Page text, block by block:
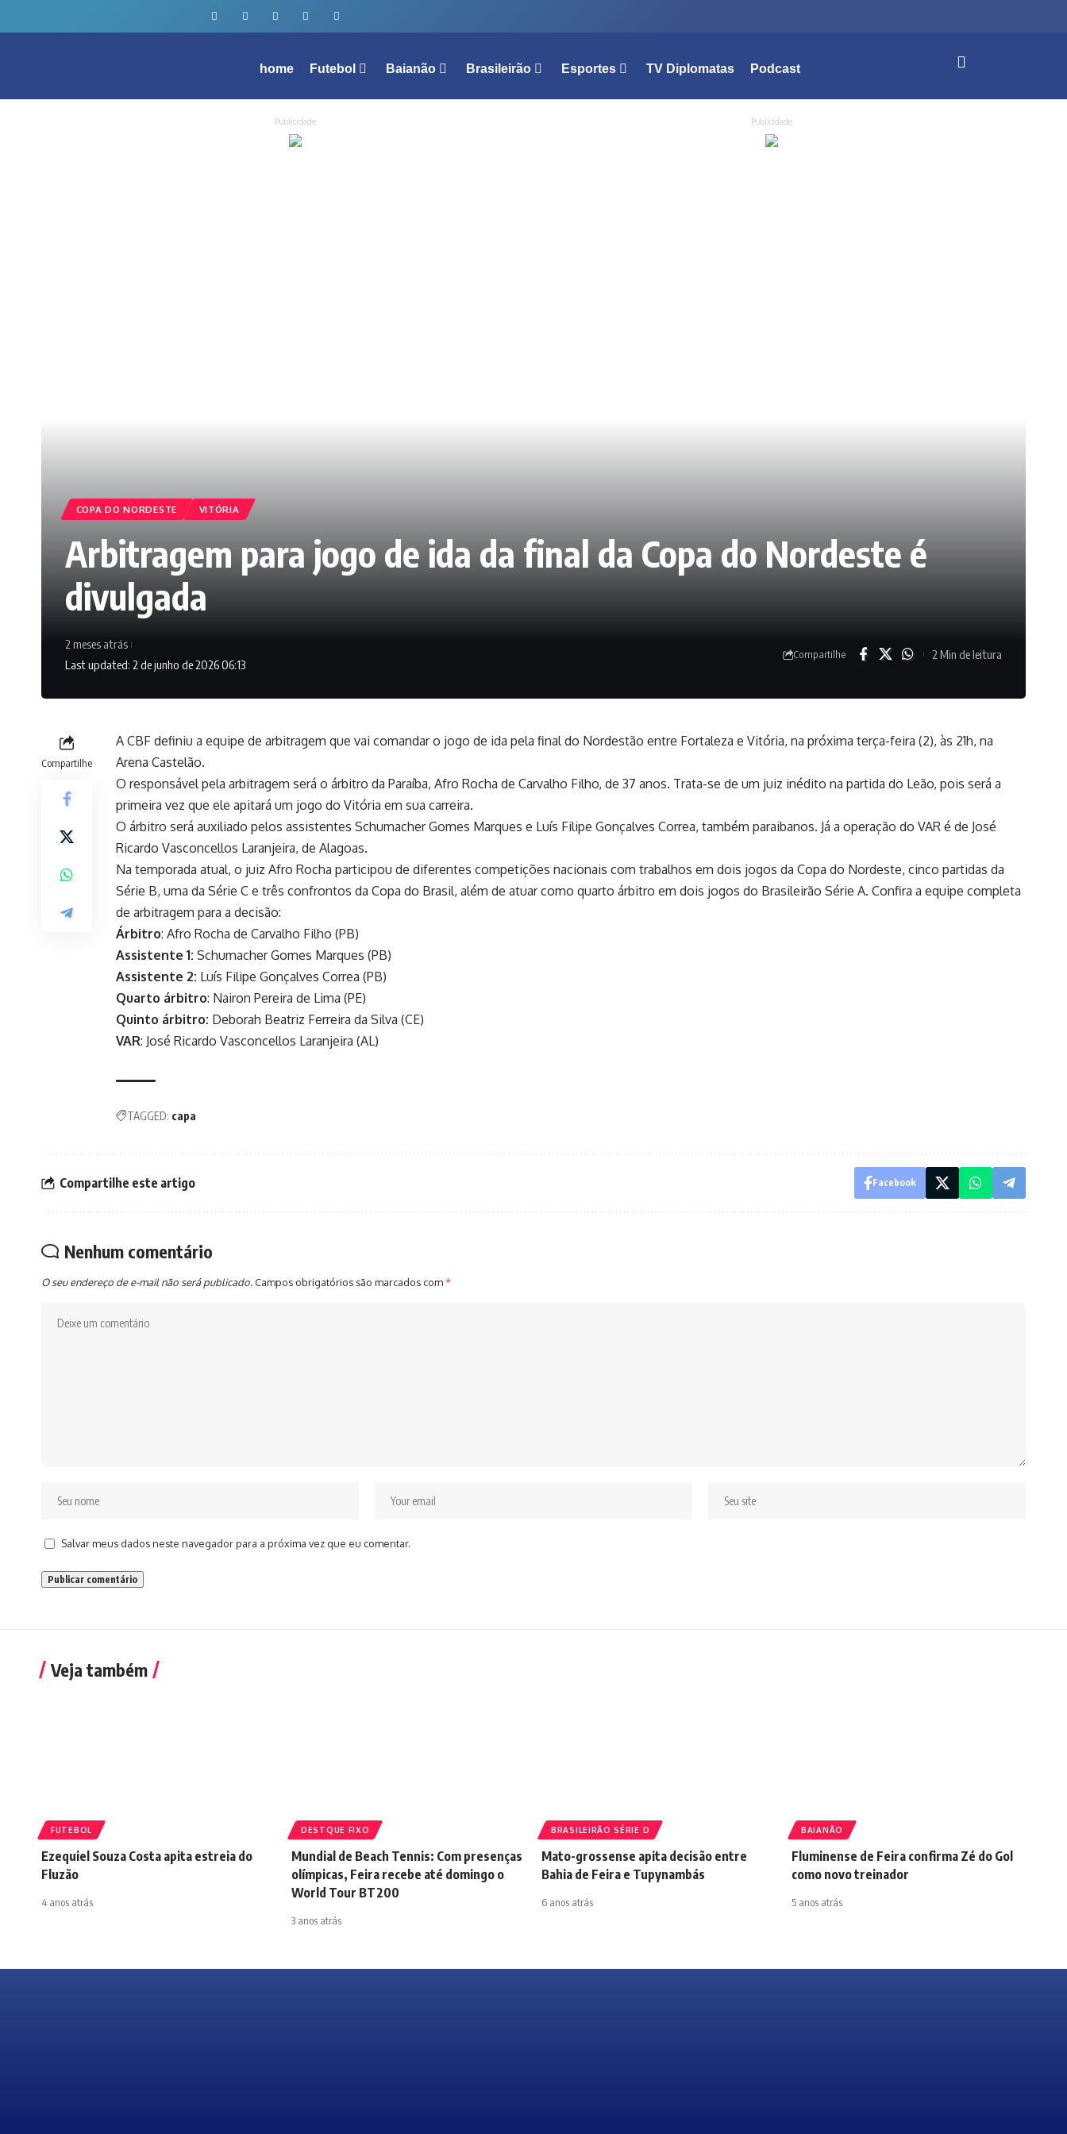
home Futebol Baianão Brasileirão Esportes TV Diplomatas Podcast
Publicidade Publicidade
COPA DO NORDESTE VITÓRIA
Arbitragem para jogo de ida da final da Copa do Nordeste é
divulgada
Last updated: 2 de junho de 2026 06:13
2 meses atrás
Compartilhe 2 Min de leitura
Compartilhe
A CBF definiu a equipe de arbitragem que vai comandar o jogo de ida pela final do Nordestão entre Fortaleza e Vitória, na próxima terça-feira (2), às 21h, na
Arena Castelão.
O responsável pela arbitragem será o árbitro da Paraíba, Afro Rocha de Carvalho Filho, de 37 anos. Trata-se de um juiz inédito na partida do Leão, pois será a
primeira vez que ele apitará um jogo do Vitória em sua carreira.
O árbitro será auxiliado pelos assistentes Schumacher Gomes Marques e Luís Filipe Gonçalves Correa, também paraibanos. Já a operação do VAR é de José
Ricardo Vasconcellos Laranjeira, de Alagoas.
Na temporada atual, o juiz Afro Rocha participou de diferentes competições nacionais com trabalhos em dois jogos da Copa do Nordeste, cinco partidas da
Série B, uma da Série C e três confrontos da Copa do Brasil, além de atuar como quarto árbitro em dois jogos do Brasileirão Série A. Confira a equipe completa
de arbitragem para a decisão:
Árbitro: Afro Rocha de Carvalho Filho (PB)
Assistente 1: Schumacher Gomes Marques (PB)
Assistente 2: Luís Filipe Gonçalves Correa (PB)
Quarto árbitro: Nairon Pereira de Lima (PE)
Quinto árbitro: Deborah Beatriz Ferreira da Silva (CE)
VAR: José Ricardo Vasconcellos Laranjeira (AL)
TAGGED: capa
Compartilhe este artigo Facebook
Nenhum comentário
O seu endereço de e-mail não será publicado. Campos obrigatórios são marcados com*
Salvar meus dados neste navegador para a próxima vez que eu comentar.
Veja também
FUTEBOL
Ezequiel Souza Costa apita estreia do
Fluzão
4 anos atrás
DESTQUE FIXO
Mundial de Beach Tennis: Com presenças
olímpicas, Feira recebe até domingo o
World Tour BT200
3 anos atrás
BRASILEIRÃO SÉRIE D
Mato-grossense apita decisão entre
Bahia de Feira e Tupynambás
6 anos atrás
BAIANÃO
Fluminense de Feira confirma Zé do Gol
como novo treinador
5 anos atrás